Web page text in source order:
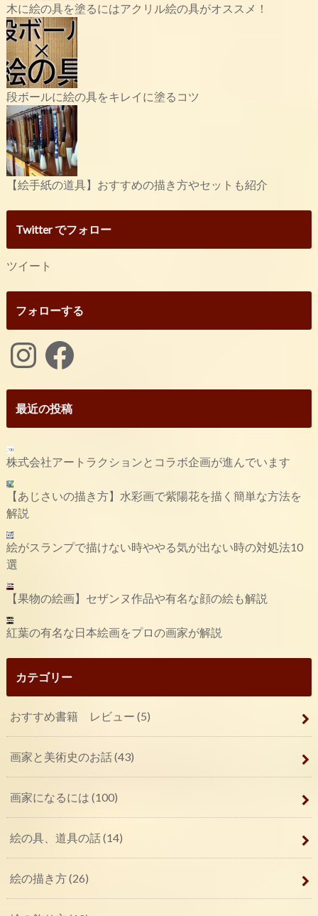
木に絵の具を塗るにはアクリル絵の具がオススメ！
段ボールに絵の具をキレイに塗るコツ
【絵手紙の道具】おすすめの描き方やセットも紹介
Twitter でフォロー
ツイート
フォローする
InstagramFacebook
最近の投稿
株式会社アートラクションとコラボ企画が進んでいます
【あじさいの描き方】水彩画で紫陽花を描く簡単な方法を
解説
絵がスランプで描けない時ややる気が出ない時の対処法10
選
【果物の絵画】セザンヌ作品や有名な顔の絵も解説
紅葉の有名な日本絵画をプロの画家が解説
カテゴリー
おすすめ書籍 レビュー (5)
画家と美術史のお話(43)
画家になるには (100)
絵の具、道具の話(14)
絵の描き方(26)